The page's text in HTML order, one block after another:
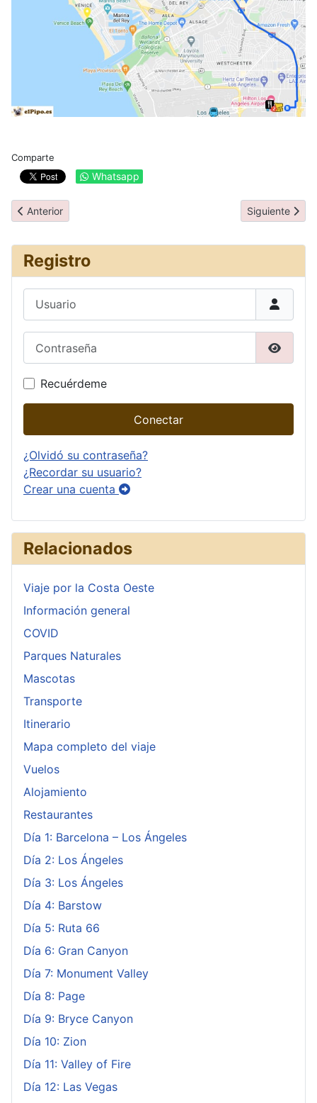
Comparte
Whatsapp
Artículo anterior: Día 2: Los Ángeles
Anterior Artículo
Siguiente
Registro
Recuérdeme
Conectar
¿Olvidó su contraseña?
¿Recordar su usuario?
Crear una cuenta
Relacionados
Viaje por la Costa Oeste
Información general
COVID
Parques Naturales
Mascotas
Transporte
Itinerario
Mapa completo del viaje
Vuelos
Alojamiento
Restaurantes
Día 1: Barcelona – Los Ángeles
Día 2: Los Ángeles
Día 3: Los Ángeles
Día 4: Barstow
Día 5: Ruta 66
Día 6: Gran Canyon
Día 7: Monument Valley
Día 8: Page
Día 9: Bryce Canyon
Día 10: Zion
Día 11: Valley of Fire
Día 12: Las Vegas